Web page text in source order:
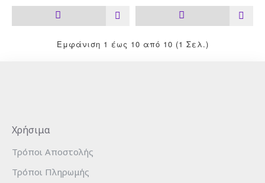
Εμφάνιση 1 έως 10 από 10 (1 Σελ.)
Χρήσιμα
Τρόποι Αποστολής
Τρόποι Πληρωμής